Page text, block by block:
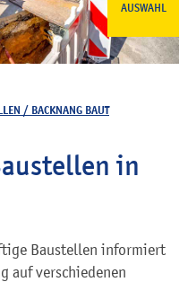
AUSWAHL
/ BACKNANG BAUT
in
Baustellen informiert
auf verschiedenen